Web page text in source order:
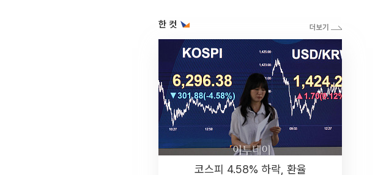
한 컷
코스피 4.58% 하락, 환율